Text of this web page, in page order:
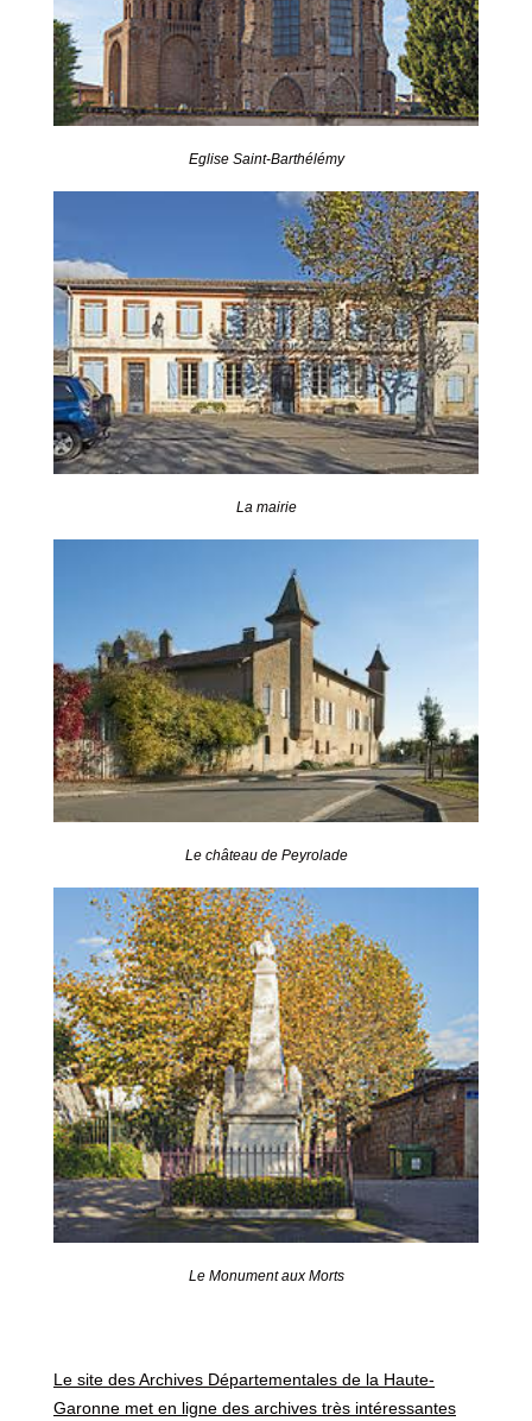
Eglise Saint-Barthélémy
La mairie
Le château de Peyrolade
Le Monument aux Morts
Le site des Archives Départementales de la Haute-
Garonne met en ligne des archives très intéressantes